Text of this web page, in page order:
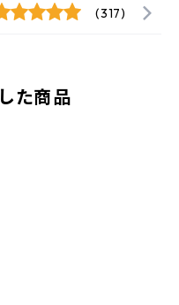
(317)
た商品